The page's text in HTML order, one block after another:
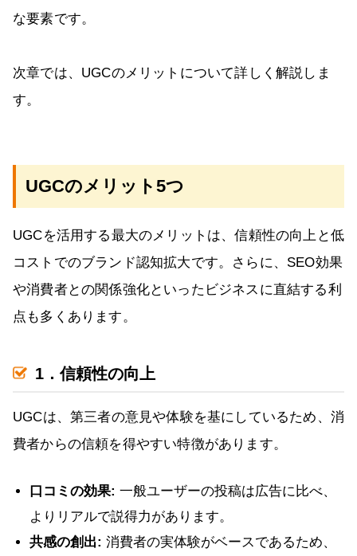
な要素です。
次章では、UGCのメリットについて詳しく解説しま
す。
UGCのメリット5つ
UGCを活用する最大のメリットは、信頼性の向上と低
コストでのブランド認知拡大です。さらに、SEO効果
や消費者との関係強化といったビジネスに直結する利
点も多くあります。
1．信頼性の向上
UGCは、第三者の意見や体験を基にしているため、消
費者からの信頼を得やすい特徴があります。
口コミの効果: 一般ユーザーの投稿は広告に比べ、
よりリアルで説得力があります。
共感の創出: 消費者の実体験がベースであるため、